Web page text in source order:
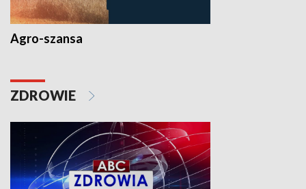
Agro-szansa
ZDROWIE